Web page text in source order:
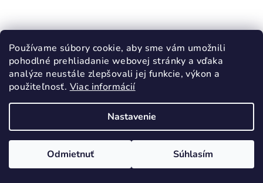
Používame súbory cookie, aby sme vám umožnili
pohodlné prehliadanie webovej stránky a vďaka
analýze neustále zlepšovali jej funkcie, výkon a
použiteľnosť. Viac informácií
Nastavenie
Odmietnuť Súhlasím
D.D.STEP 076 sandále chlapčenské Royal
Blue Barefoot
od27,90 €
39,90 € (–30 %)
Skladom